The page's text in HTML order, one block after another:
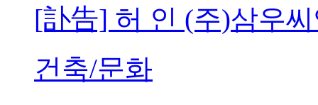
[訃告] 허 인 (주)삼우
건축/문화